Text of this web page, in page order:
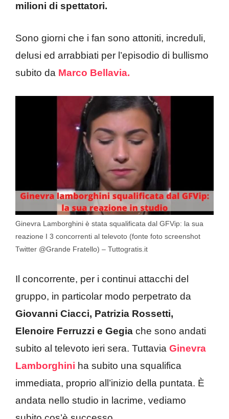
milioni di spettatori.
Sono giorni che i fan sono attoniti, increduli,
delusi ed arrabbiati per l’episodio di bullismo
subito da Marco Bellavia.
Ginevra Lamborghini è stata squalificata dal GFVip: la sua
reazione I 3 concorrenti al televoto (fonte foto screenshot
Twitter @Grande Fratello) – Tuttogratis.it
Il concorrente, per i continui attacchi del
gruppo, in particolar modo perpetrato da
Giovanni Ciacci, Patrizia Rossetti,
Elenoire Ferruzzi e Gegia che sono andati
subito al televoto ieri sera. Tuttavia Ginevra
Lamborghini ha subito una squalifica
immediata, proprio all’inizio della puntata. È
andata nello studio in lacrime, vediamo